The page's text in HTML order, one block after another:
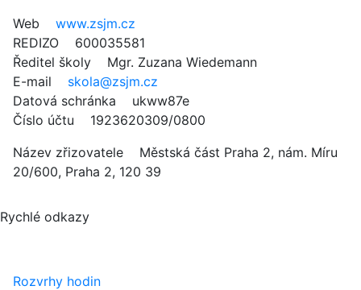
Web www.zsjm.cz
REDIZO 600035581
Ředitel školy Mgr. Zuzana Wiedemann
E-mail skola@zsjm.cz
Datová schránka ukww87e
Číslo účtu 1923620309/0800
Název zřizovatele Městská část Praha 2, nám. Míru
20/600, Praha 2, 120 39
Rychlé odkazy
Rozvrhy hodin